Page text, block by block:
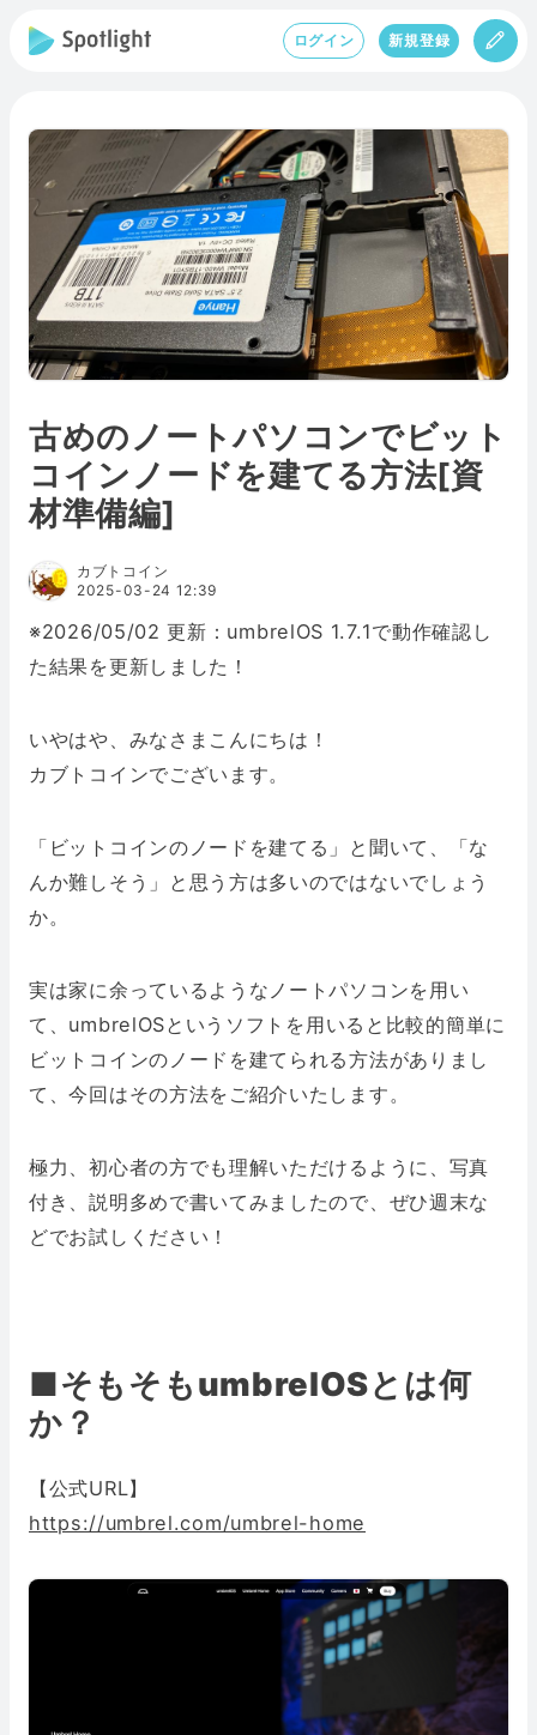
ログイン 新規登録
古めのノートパソコンでビット
コインノードを建てる方法[資
材準備編]
カブトコイン
2025-03-24 12:39
※2026/05/02 更新：umbrelOS 1.7.1で動作確認し
た結果を更新しました！
いやはや、みなさまこんにちは！
カブトコインでございます。
「ビットコインのノードを建てる」と聞いて、「な
んか難しそう」と思う方は多いのではないでしょう
か。
実は家に余っているようなノートパソコンを用い
て、umbrelOSというソフトを用いると比較的簡単に
ビットコインのノードを建てられる方法がありまし
て、今回はその方法をご紹介いたします。
極力、初心者の方でも理解いただけるように、写真
付き、説明多めで書いてみましたので、ぜひ週末な
どでお試しください！
■そもそもumbrelOSとは何
か？
【公式URL】
https://umbrel.com/umbrel-home